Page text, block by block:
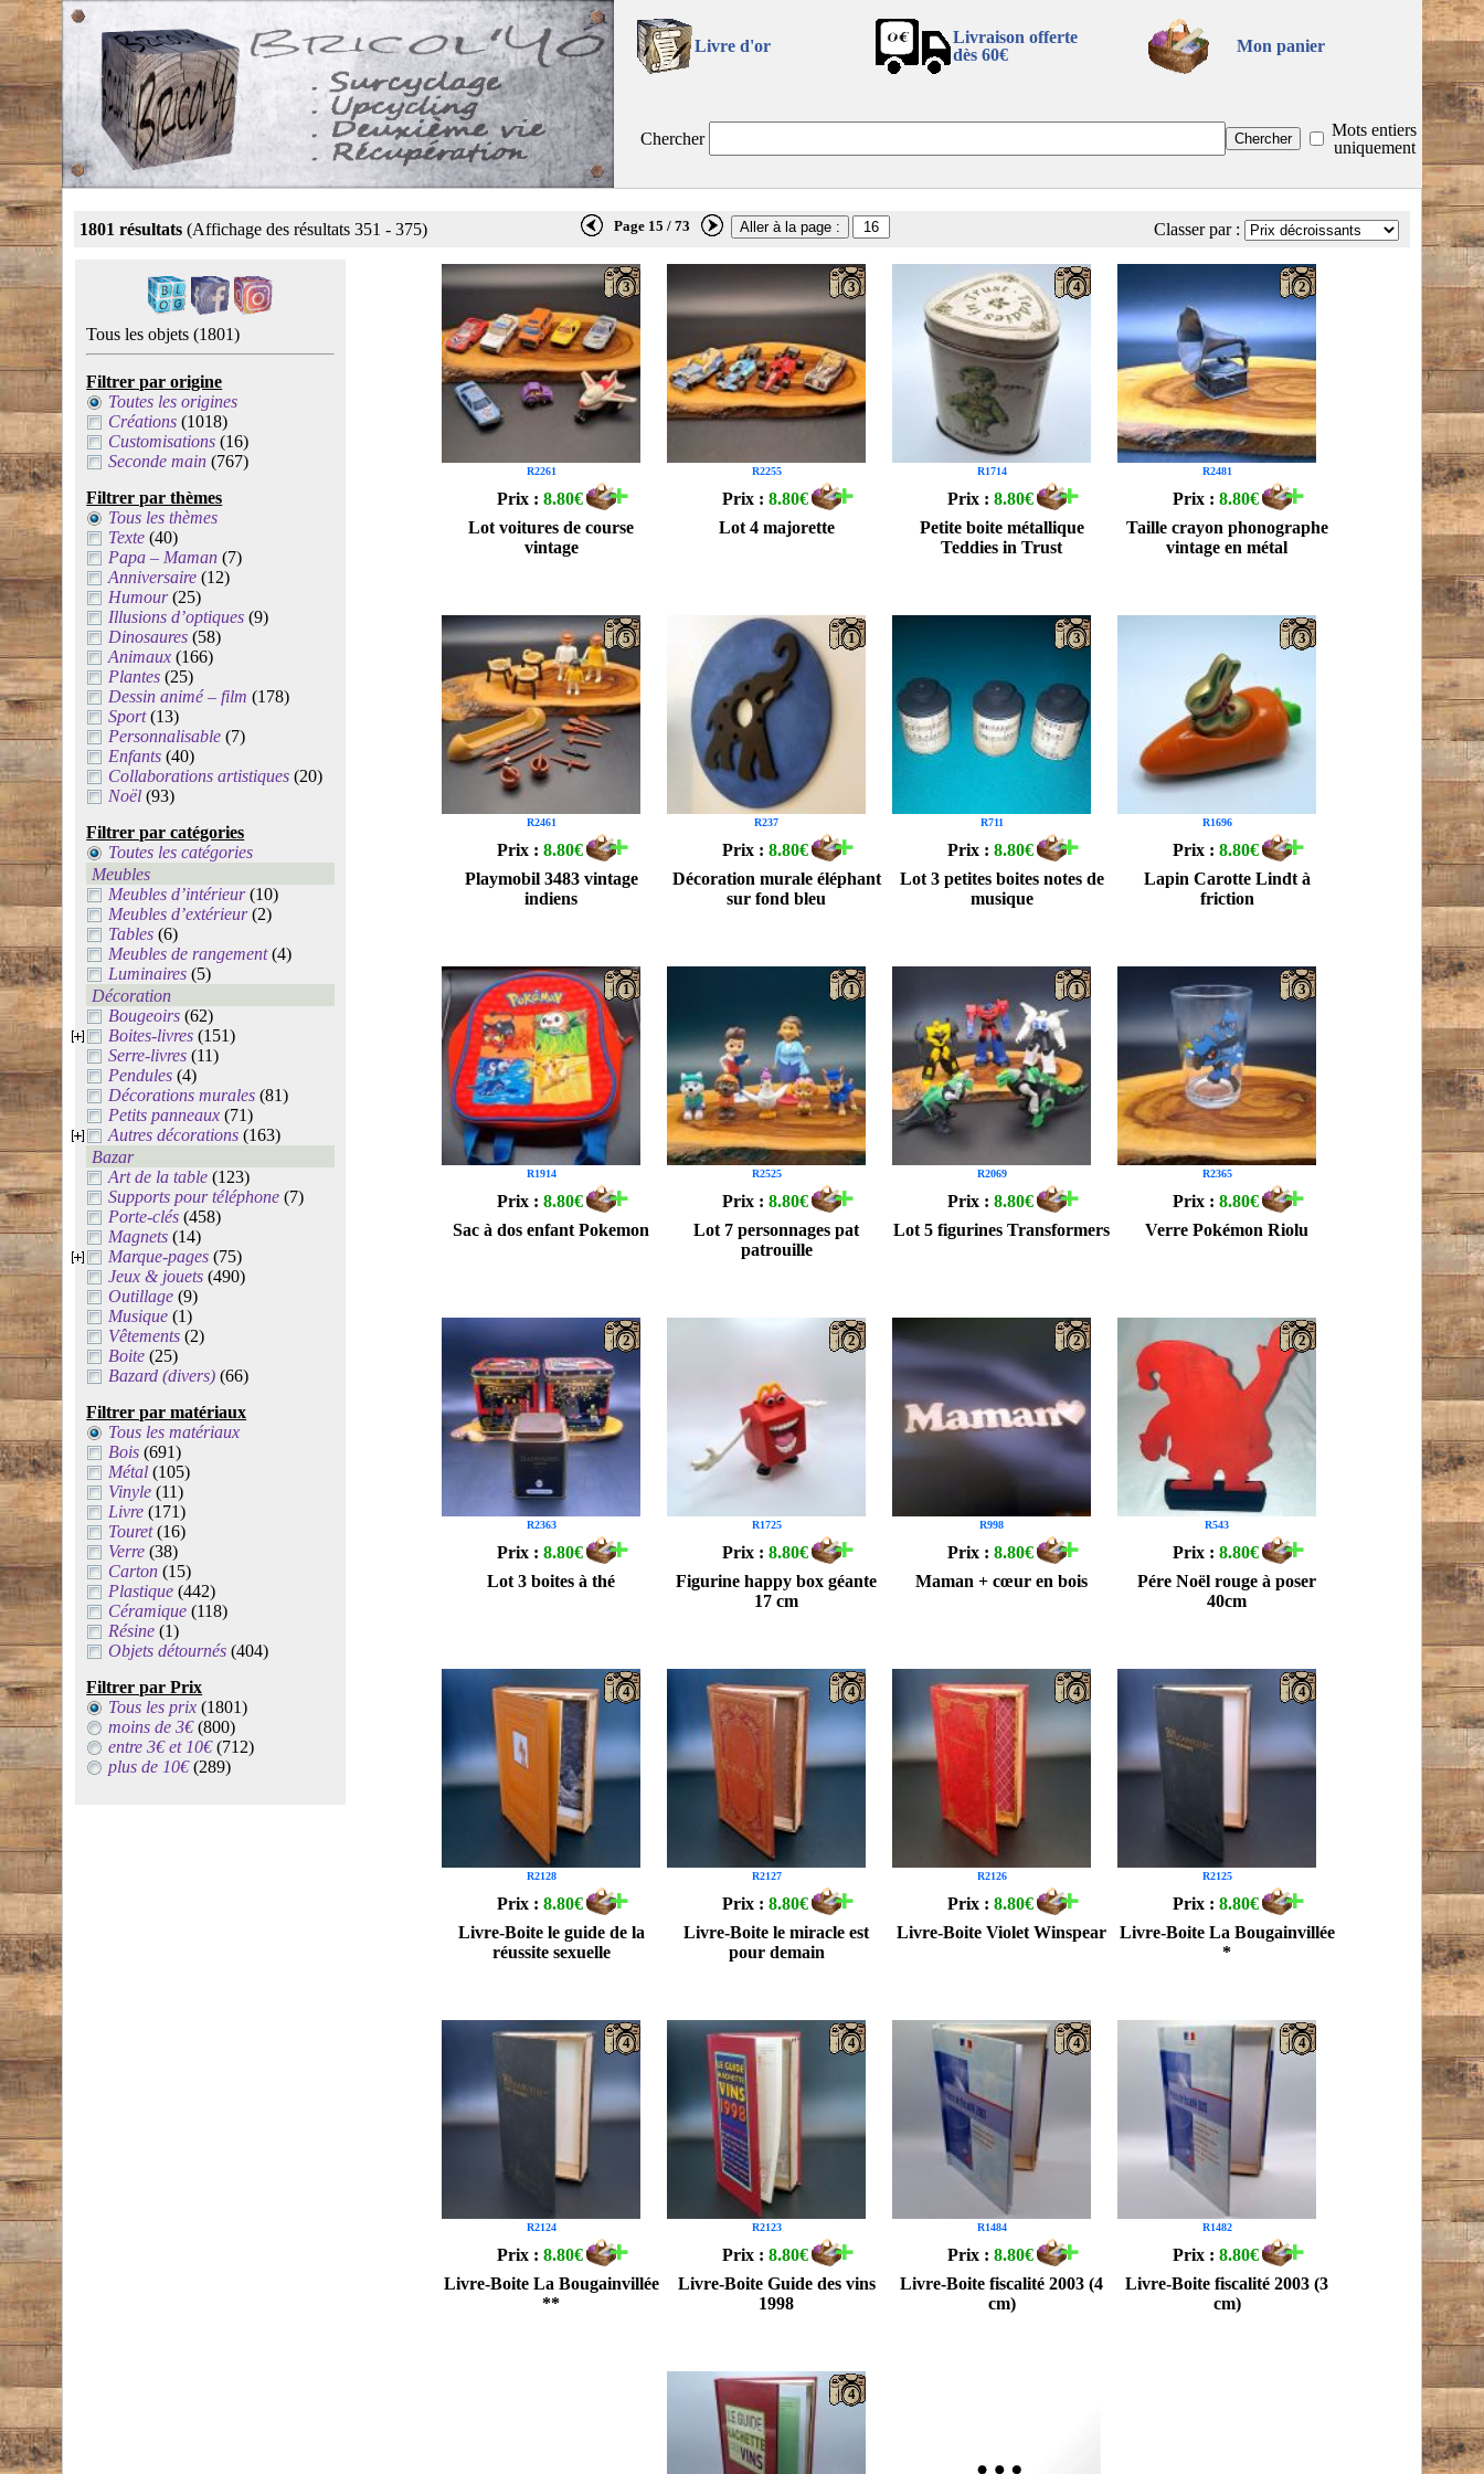
Livre d'or
Livraison offerte
dès 60€
Mon panier
Chercher
Mots entiers
uniquement
1801 résultats (Affichage des résultats 351 - 375) Page 15 / 73 Classer par :
Tous les objets(1801)
Filtrer par origine
Toutes les origines
Créations (1018)
Customisations (16)
Seconde main (767)
Filtrer par thèmes
Tous les thèmes
Texte (40)
Papa – Maman (7)
Anniversaire (12)
Humour(25)
Illusions d’optiques (9)
Dinosaures (58)
Animaux (166)
Plantes (25)
Dessin animé – film (178)
Sport(13)
Personnalisable (7)
Enfants (40)
Collaborations artistiques (20)
Noël (93)
Filtrer par catégories
Toutes les catégories
Meubles
Meubles d’intérieur(10)
Meubles d’extérieur(2)
Tables (6)
Meubles de rangement(4)
Luminaires (5)
Décoration
Bougeoirs (62)
Boites-livres (151)
Serre-livres (11)
Pendules (4)
Décorations murales (81)
Petits panneaux (71)
Autres décorations (163)
Bazar
Art de la table (123)
Supports pour téléphone (7)
Porte-clés (458)
Magnets (14)
Marque-pages (75)
Jeux & jouets (490)
Outillage (9)
Musique (1)
Vêtements (2)
Boite (25)
Bazard (divers) (66)
Filtrer par matériaux
Tous les matériaux
Bois (691)
Métal (105)
Vinyle (11)
Livre (171)
Touret(16)
Verre (38)
Carton (15)
Plastique (442)
Céramique (118)
Résine (1)
Objets détournés (404)
Filtrer par Prix
Tous les prix(1801)
moins de 3€(800)
entre 3€ et 10€(712)
plus de 10€(289)
R2261
3
Prix :8.80€
Lot voitures de course
vintage
R2255
3
Prix :8.80€
Lot 4 majorette
R1714
4
Prix :8.80€
Petite boite métallique
Teddies in Trust
R2481
2
Prix :8.80€
Taille crayon phonographe
vintage en métal
R2461
5
Prix :8.80€
Playmobil 3483 vintage
indiens
R237
1
Prix :8.80€
Décoration murale éléphant
sur fond bleu
R711
3
Prix :8.80€
Lot 3 petites boites notes de
musique
R1696
3
Prix :8.80€
Lapin Carotte Lindt à
friction
R1914
1
Prix :8.80€
Sac à dos enfant Pokemon
R2525
1
Prix :8.80€
Lot 7 personnages pat
patrouille
R2069
1
Prix :8.80€
Lot 5 figurines Transformers
R2365
3
Prix :8.80€
Verre Pokémon Riolu
R2363
2
Prix :8.80€
Lot 3 boites à thé
R1725
2
Prix :8.80€
Figurine happy box géante
17 cm
R998
2
Prix :8.80€
Maman + cœur en bois
R543
2
Prix :8.80€
Pére Noël rouge à poser
40cm
R2128
4
Prix :8.80€
Livre-Boite le guide de la
réussite sexuelle
R2127
4
Prix :8.80€
Livre-Boite le miracle est
pour demain
R2126
4
Prix :8.80€
Livre-Boite Violet Winspear
R2125
4
Prix :8.80€
Livre-Boite La Bougainvillée
*
R2124
4
Prix :8.80€
Livre-Boite La Bougainvillée
**
R2123
4
Prix :8.80€
Livre-Boite Guide des vins
1998
R1484
4
Prix :8.80€
Livre-Boite fiscalité 2003 (4
cm)
R1482
4
Prix :8.80€
Livre-Boite fiscalité 2003 (3
cm)
4